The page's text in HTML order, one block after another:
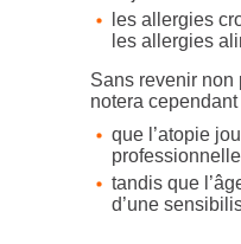
les allergies
les allergies
Sans revenir
notera cependant
que l’atopie
tandis que
d’une